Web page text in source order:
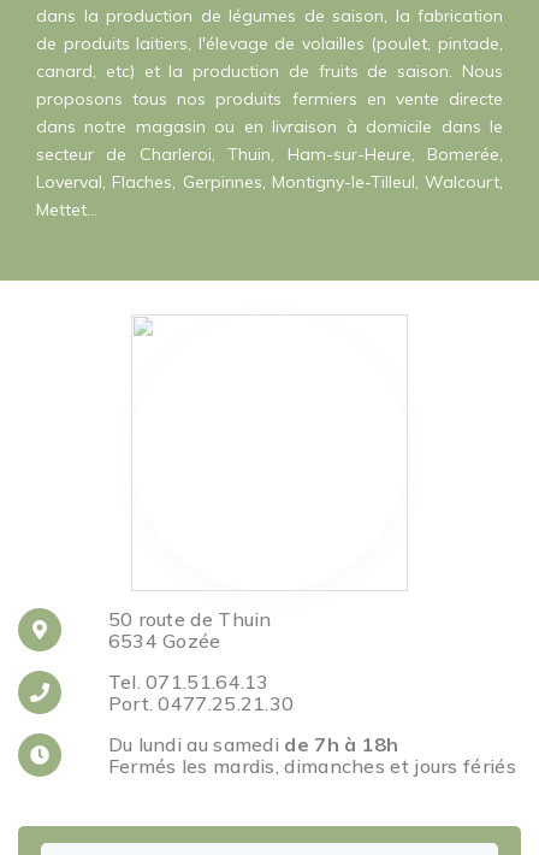
dans la production de légumes de saison, la fabrication
de produits laitiers, l'élevage de volailles (poulet, pintade,
canard, etc) et la production de fruits de saison. Nous
proposons tous nos produits fermiers en vente directe
dans notre magasin ou en livraison à domicile dans le
secteur de Charleroi, Thuin, Ham-sur-Heure, Bomerée,
Loverval, Flaches, Gerpinnes, Montigny-le-Tilleul, Walcourt,
Mettet...
50 route de Thuin
6534 Gozée
Tel. 071.51.64.13
Port. 0477.25.21.30
Du lundi au samedi de 7h à 18h
Fermés les mardis, dimanches et jours fériés